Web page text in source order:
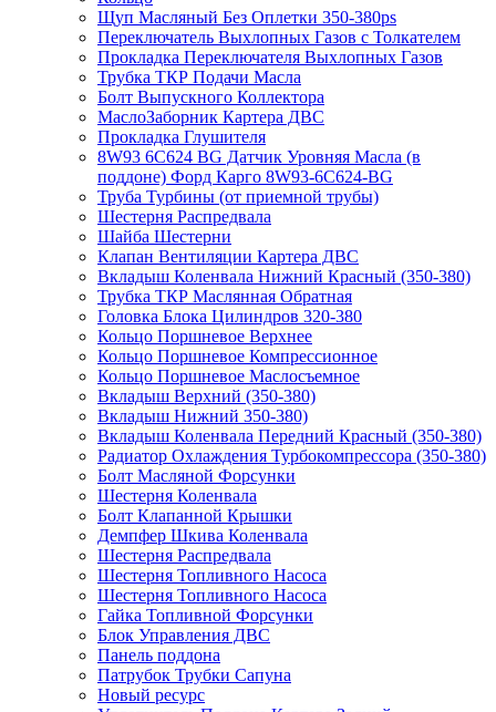
Щуп Масляный Без Оплетки 350-380ps
Переключатель Выхлопных Газов с Толкателем
Прокладка Переключателя Выхлопных Газов
Трубка ТКР Подачи Масла
Болт Выпускного Коллектора
МаслоЗаборник Картера ДВС
Прокладка Глушителя
8W93 6C624 BG Датчик Уровняя Масла (в
поддоне) Форд Карго 8W93-6C624-BG
Труба Турбины (от приемной трубы)
Шестерня Распредвала
Шайба Шестерни
Клапан Вентиляции Картера ДВС
Вкладыш Коленвала Нижний Красный (350-380)
Трубка ТКР Маслянная Обратная
Головка Блока Цилиндров 320-380
Кольцо Поршневое Верхнее
Кольцо Поршневое Компрессионное
Кольцо Поршневое Маслосъемное
Вкладыш Верхний (350-380)
Вкладыш Нижний 350-380)
Вкладыш Коленвала Передний Красный (350-380)
Радиатор Охлаждения Турбокомпрессора (350-380)
Болт Масляной Форсунки
Шестерня Коленвала
Болт Клапанной Крышки
Демпфер Шкива Коленвала
Шестерня Распредвала
Шестерня Топливного Насоса
Шестерня Топливного Насоса
Гайка Топливной Форсунки
Блок Управления ДВС
Панель поддона
Патрубок Трубки Сапуна
Новый ресурс